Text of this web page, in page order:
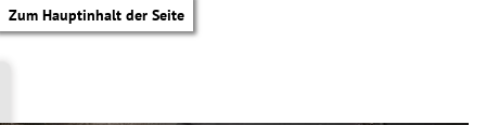
Zum Hauptinhalt der Seite